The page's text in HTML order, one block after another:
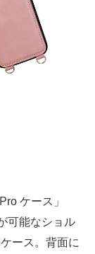
ケース」
可能なショル
ース。背面に